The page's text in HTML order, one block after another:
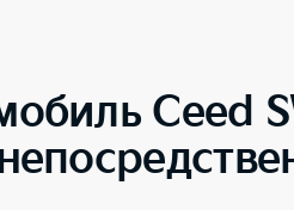
Ceed